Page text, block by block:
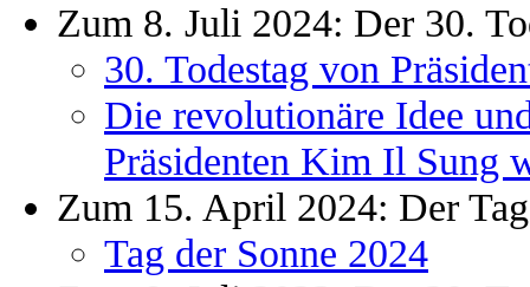
Zum 8. Juli 2024: Der 30.
30. Todestag von
Die revolutionäre Idee
Präsidenten Kim Il Sung
Zum 15. April 2024: Der
Tag der Sonne 2024